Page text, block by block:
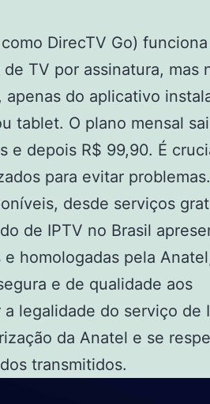
DirecTV Go) funciona
TV por assinatura, mas
do aplicativo
tablet. O plano mensal
e depois R$ 99,90. É
para evitar
desde serviços
de IPTV no Brasil
homologadas pela
e de qualidade aos
legalidade do serviço de
da Anatel e se
transmitidos.